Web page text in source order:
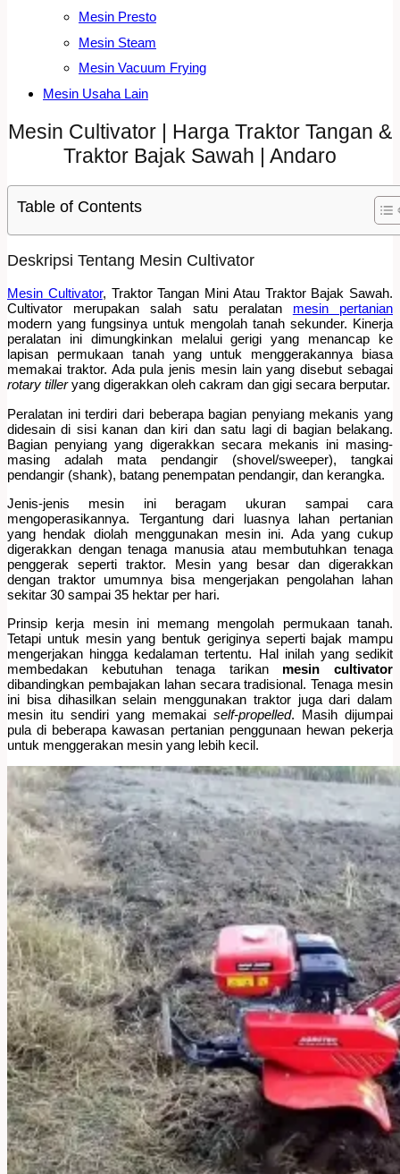
Mesin Presto
Mesin Steam
Mesin Vacuum Frying
Mesin Usaha Lain
Mesin Cultivator | Harga Traktor Tangan &
Traktor Bajak Sawah | Andaro
Table of Contents
Deskripsi Tentang Mesin Cultivator
Mesin Cultivator, Traktor Tangan Mini Atau Traktor Bajak Sawah.
Cultivator merupakan salah satu peralatan mesin pertanian
modern yang fungsinya untuk mengolah tanah sekunder. Kinerja
peralatan ini dimungkinkan melalui gerigi yang menancap ke
lapisan permukaan tanah yang untuk menggerakannya biasa
memakai traktor. Ada pula jenis mesin lain yang disebut sebagai
rotary tilleryang digerakkan oleh cakram dan gigi secara berputar.
Peralatan ini terdiri dari beberapa bagian penyiang mekanis yang
didesain di sisi kanan dan kiri dan satu lagi di bagian belakang.
Bagian penyiang yang digerakkan secara mekanis ini masing-
masing adalah mata pendangir (shovel/sweeper), tangkai
pendangir (shank), batang penempatan pendangir, dan kerangka.
Jenis-jenis mesin ini beragam ukuran sampai cara
mengoperasikannya. Tergantung dari luasnya lahan pertanian
yang hendak diolah menggunakan mesin ini. Ada yang cukup
digerakkan dengan tenaga manusia atau membutuhkan tenaga
penggerak seperti traktor. Mesin yang besar dan digerakkan
dengan traktor umumnya bisa mengerjakan pengolahan lahan
sekitar 30 sampai 35 hektar per hari.
Prinsip kerja mesin ini memang mengolah permukaan tanah.
Tetapi untuk mesin yang bentuk geriginya seperti bajak mampu
mengerjakan hingga kedalaman tertentu. Hal inilah yang sedikit
membedakan kebutuhan tenaga tarikan mesin cultivator
dibandingkan pembajakan lahan secara tradisional. Tenaga mesin
ini bisa dihasilkan selain menggunakan traktor juga dari dalam
mesin itu sendiri yang memakai self-propelled. Masih dijumpai
pula di beberapa kawasan pertanian penggunaan hewan pekerja
untuk menggerakan mesin yang lebih kecil.